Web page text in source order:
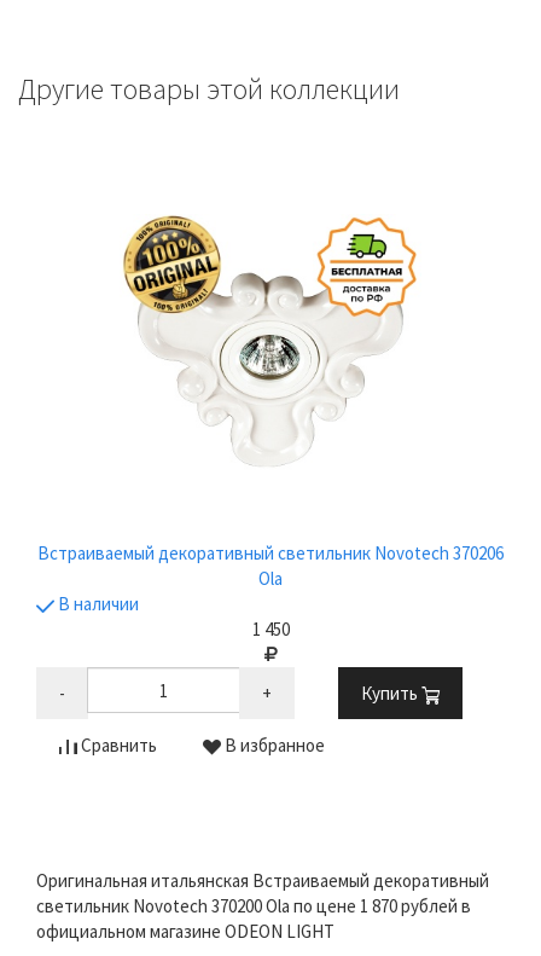
Другие товары этой коллекции
Встраиваемый декоративный светильник Novotech 370206
Ola
В наличии
1 450
- + Купить
Сравнить В избранное
Оригинальная итальянская Встраиваемый декоративный
светильник Novotech 370200 Ola по цене 1 870 рублей в
официальном магазине ODEON LIGHT